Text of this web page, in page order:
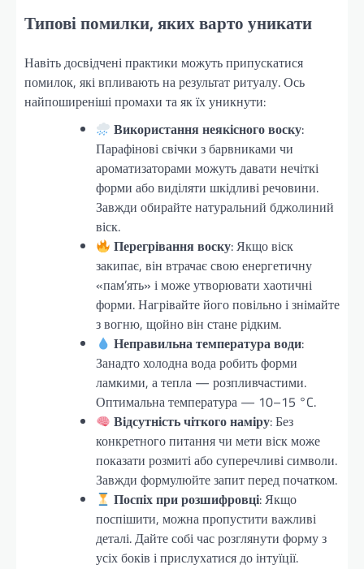
Типові помилки, яких варто уникати
Навіть досвідчені практики можуть припускатися
помилок, які впливають на результат ритуалу. Ось
найпоширеніші промахи та як їх уникнути:
Використання неякісного воску:
Парафінові свічки з барвниками чи
ароматизаторами можуть давати нечіткі
форми або виділяти шкідливі речовини.
Завжди обирайте натуральний бджолиний
віск.
Перегрівання воску: Якщо віск
закипає, він втрачає свою енергетичну
«пам’ять» і може утворювати хаотичні
форми. Нагрівайте його повільно і знімайте
з вогню, щойно він стане рідким.
Неправильна температура води:
Занадто холодна вода робить форми
ламкими, а тепла — розпливчастими.
Оптимальна температура — 10–15 °C.
Відсутність чіткого наміру: Без
конкретного питання чи мети віск може
показати розмиті або суперечливі символи.
Завжди формулюйте запит перед початком.
Поспіх при розшифровці: Якщо
поспішити, можна пропустити важливі
деталі. Дайте собі час розглянути форму з
усіх боків і прислухатися до інтуїції.